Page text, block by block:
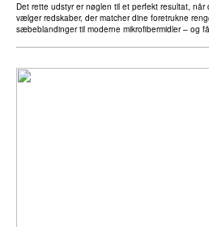
Det rette udstyr er nøglen til et perfekt resultat,
vælger redskaber, der matcher dine foretrukne
sæbeblandinger til moderne mikrofibermidler – og